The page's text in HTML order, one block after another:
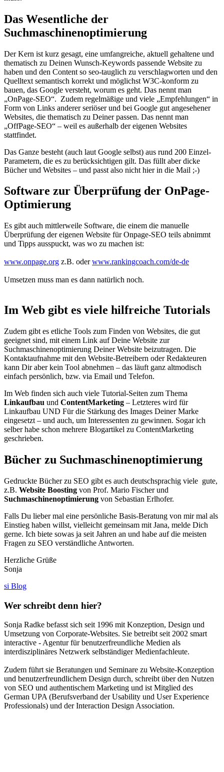
Das Wesentliche der
Suchmaschinenoptimierung
Der Kern ist kurz gesagt, eine umfangreiche, aktuell gehaltene und
thematisch zu Deinen Wunsch-Keywords passende Website zu
haben und den Content so seo-tauglich zu verschlagworten und den
Quelltext semantisch korrekt und möglichst W3C-konform zu
bauen, das Google versteht, worum es geht. Das nennt man
„OnPage-SEO“. Zudem regelmäßige und viele „Empfehlungen“ in
Form von Links anderer seriöser und bei Google gut angesehener
Websites, die thematisch zu Deiner passen. Das nennt man
„OffPage-SEO“ – weil es außerhalb der eigenen Websites
stattfindet.
Das Ganze besteht (auch laut Google selbst) aus rund 200 Einzel-
Parametern, die es zu berücksichtigen gilt. Das füllt aber dicke
Bücher und Websites – und passt also nicht hier in die Mail ;-)
Software zur Überprüfung der OnPage-
Optimierung
Es gibt auch mittlerweile Software, die einem die manuelle
Überprüfung der eigenen Website für Onpage-SEO teils abnimmt
und Tipps ausspuckt, was wo zu machen ist:
www.onpage.org z.B. oderwww.rankingcoach.com/de-de
Umsetzen muss man es dann natürlich noch.
Im Web gibt es viele hilfreiche Tutorials
Zudem gibt es etliche Tools zum Finden von Websites, die gut
geeignet sind, mit einem Link auf Deine Website zur
Suchmaschinenoptimierung Deiner Website beizutragen. Die
Kontaktaufnahme mit den Website-Betreibern oder Redakteuren
kann Dir aber kein Tool abnehmen – das läuft ganz altmodisch
einfach persönlich, bzw. via Email und Telefon.
Im Web finden sich auch viele Tutorial-Seiten zum Thema
Linkaufbau und ContentMarketing – Letzteres wird für
Linkaufbau UND Für die Stärkung des Images Deiner Marke
eingesetzt – und auch, um Interessenten zu gewinnen. Sogar ich
selber habe schon mehrere Blogartikel zu ContentMarketing
geschrieben.
Bücher zu Suchmaschinenoptimierung
Gedruckte Bücher zu SEO gibt es auch deutschsprachig viele gute,
z.B. Website Boosting von Prof. Mario Fischer und
Suchmaschinenoptimierung von Sebastian Erlhofer.
Falls Du lieber mal eine persönliche Basis-Beratung von mir mal als
Einstieg haben willst, vielleicht gemeinsam mit Jana, melde Dich
gerne. Ich biete sowas ja seit Jahren an und habe auf die meisten
Fragen zu SEO verständliche Antworten.
Herzliche Grüße
Sonja
si Blog
Wer schreibt denn hier?
Sonja Radke befasst sich seit 1996 mit Konzeption, Design und
Umsetzung von Corporate-Websites. Sie betreibt seit 2002 smart
interactive - Agentur für benutzerfreundliche Medien als
interdisziplinäres Netzwerk selbständiger Medienfachleute.
Zudem führt sie Beratungen und Seminare zu Website-Konzeption
und benutzerfreundlichem Design durch, schreibt über den Nutzen
von SEO und authentischem Marketing und ist Mitglied des
German UPA (Berufsverband der Usability und User Experience
Professionals) und der Interaction Design Association.